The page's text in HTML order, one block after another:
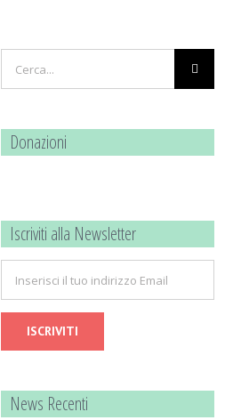
per:
Donazioni
Iscriviti alla Newsletter
News Recenti